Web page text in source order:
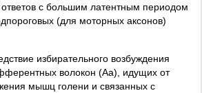
с большим латентным периодом
(для моторных аксонов)
избирательного возбуждения
волокон (Аа), идущих от
мышц голени и связанных с